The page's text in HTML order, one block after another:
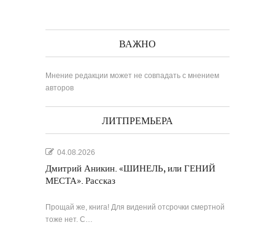
ВАЖНО
Мнение редакции может не совпадать с мнением
авторов
ЛИТПРЕМЬЕРА
04.08.2026
Дмитрий Аникин. «ШИНЕЛЬ, или ГЕНИЙ
МЕСТА». Рассказ
Прощай же, книга! Для видений отсрочки смертной
тоже нет. С…